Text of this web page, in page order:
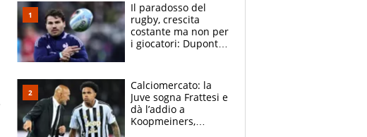
Il paradosso del
rugby, crescita
costante ma non per
i giocatori: Dupont
solo 1,4 milioni
all'anno
Calciomercato: la
Juve sogna Frattesi e
dà l’addio a
Koopmeiners,